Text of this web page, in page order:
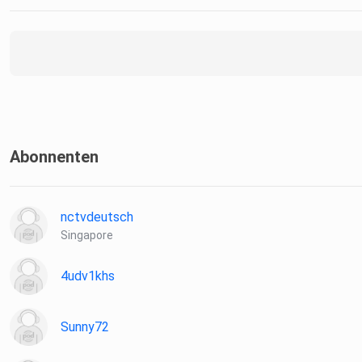
Abonnenten
nctvdeutsch
Singapore
4udv1khs
Sunny72